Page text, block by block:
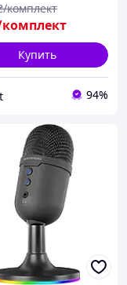
комплект
Купить
94%